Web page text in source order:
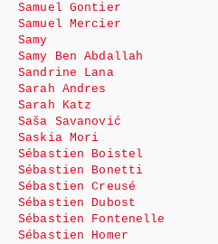
Samuel Gontier
Samuel Mercier
Samy
Samy Ben Abdallah
Sandrine Lana
Sarah Andres
Sarah Katz
Saša Savanović
Saskia Mori
Sébastien Boistel
Sébastien Bonetti
Sébastien Creusé
Sébastien Dubost
Sébastien Fontenelle
Sébastien Homer